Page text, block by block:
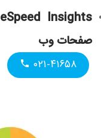
Insights –
صفحات وب
۰۲۱-۴۱۶۵۸